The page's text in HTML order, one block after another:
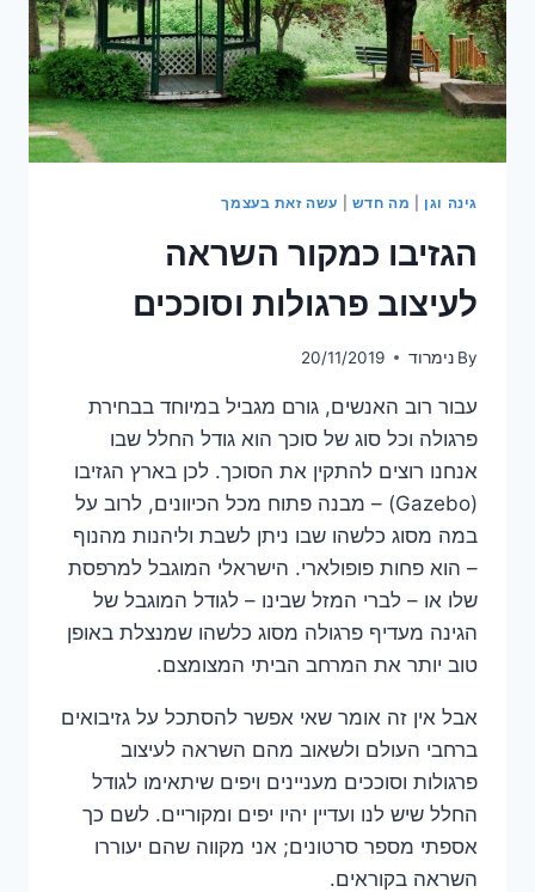
גינה וגן מה חדש עשה זאת בעצמך
הגזיבו כמקור השראה
לעיצוב פרגולות וסוככים
By נימרוד 20/11/2019
עבור רוב האנשים, גורם מגביל במיוחד בבחירת
פרגולה וכל סוג של סוכך הוא גודל החלל שבו
אנחנו רוצים להתקין את הסוכך. לכן בארץ הגזיבו
(Gazebo) – מבנה פתוח מכל הכיוונים, לרוב על
במה מסוג כלשהו שבו ניתן לשבת וליהנות מהנוף
– הוא פחות פופולארי. הישראלי המוגבל למרפסת
שלו או – לברי המזל שבינו – לגודל המוגבל של
הגינה מעדיף פרגולה מסוג כלשהו שמנצלת באופן
טוב יותר את המרחב הביתי המצומצם.
אבל אין זה אומר שאי אפשר להסתכל על גזיבואים
ברחבי העולם ולשאוב מהם השראה לעיצוב
פרגולות וסוככים מעניינים ויפים שיתאימו לגודל
החלל שיש לנו ועדיין יהיו יפים ומקוריים. לשם כך
אספתי מספר סרטונים; אני מקווה שהם יעוררו
השראה בקוראים.